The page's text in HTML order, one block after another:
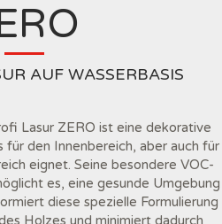
AUF WASSERBASIS
Lasur ZERO ist eine dekorative
für den Innenbereich, aber auch für
eignet. Seine besondere VOC-
es, eine gesunde Umgebung
diese spezielle Formulierung
Holzes und minimiert dadurch